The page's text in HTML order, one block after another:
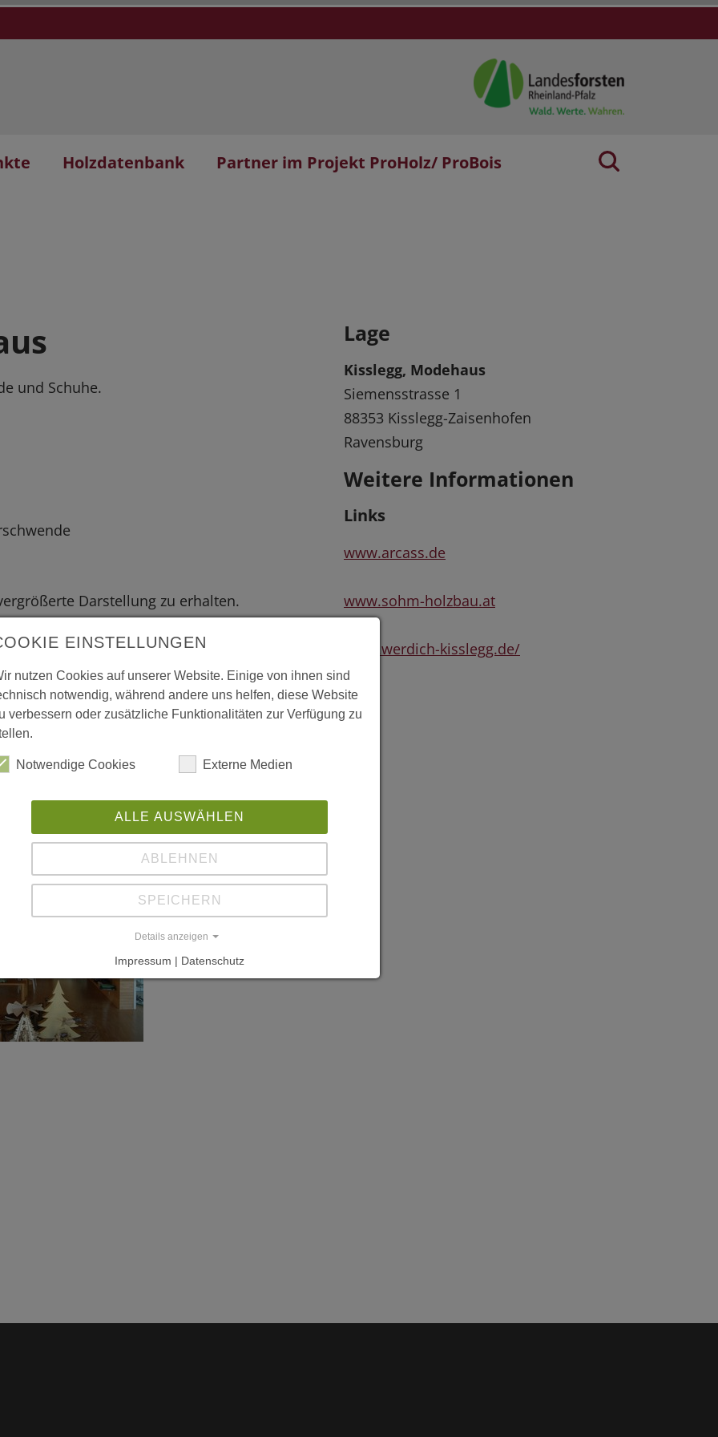
Holzdatenbank Partner im Projekt ProHolz/ ProBois
und Schuhe.
Darstellung zu erhalten.
Lage
Kisslegg, Modehaus
Siemensstrasse 1
88353 Kisslegg-Zaisenhofen
Ravensburg
Weitere Informationen
Links
www.arcass.de
www.sohm-holzbau.at
www.werdich-kisslegg.de/
EINSTELLUNGEN
nutzen Cookies auf unserer Website. Einige von ihnen sind
notwendig, während andere uns helfen, diese Website
verbessern oder zusätzliche Funktionalitäten zur Verfügung zu
Notwendige Cookies Externe Medien
ALLE AUSWÄHLEN
ABLEHNEN
SPEICHERN
Details anzeigen
Impressum | Datenschutz